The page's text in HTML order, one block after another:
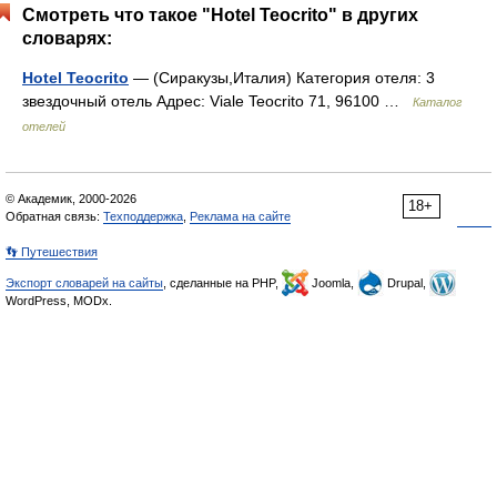
Смотреть что такое "Hotel Teocrito" в других
словарях:
Hotel Teocrito — (Сиракузы,Италия) Категория отеля: 3
звездочный отель Адрес: Viale Teocrito 71, 96100 …
Каталог
отелей
18+
© Академик, 2000-2026
Обратная связь: Техподдержка Реклама на сайте
👣 Путешествия
Экспорт словарей на сайты , сделанные на PHP, Joomla,
Drupal,
WordPress, MODx.